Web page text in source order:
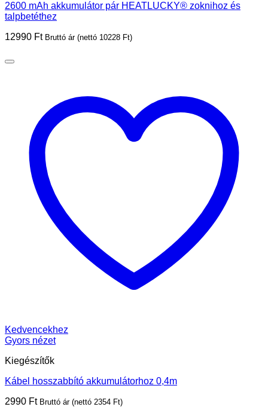
2600 mAh akkumulátor pár HEATLUCKY® zoknihoz és
talpbetéthez
12990 Ft Bruttó ár (nettó 10228 Ft)
Kedvencekhez
Gyors nézet
Kiegészítők
Kábel hosszabbító akkumulátorhoz 0,4m
2990 Ft Bruttó ár (nettó 2354 Ft)